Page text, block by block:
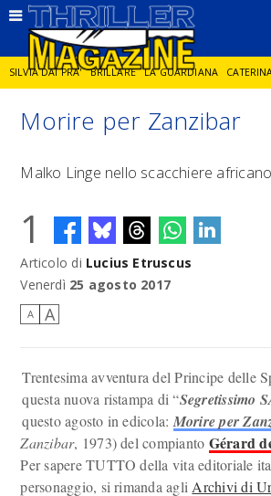
SILVIA DAI PRA' BRILLARE LA GUARDIANA
JORGE DIAZ LA SPIA DELITTO IN CORNICE
Morire per Zanzibar
Malko Linge nello scacchiere africano
1
Articolo di Lucius Etruscus
Venerdì 25 agosto 2017
A A
Trentesima avventura del Principe delle
questa nuova ristampa di “Segretissimo
questo agosto in edicola: Morire per
Zanzibar, 1973) del compianto Gérard
Per sapere TUTTO della vita editoriale
personaggio, si rimanda agli Archivi di